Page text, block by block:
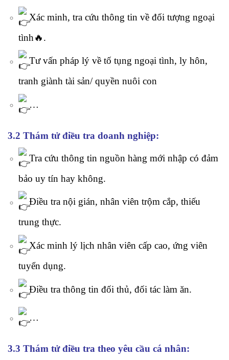
Xác minh, tra cứu thông tin về đối tượng ngoại
tình🔥.
Tư vấn pháp lý về tố tụng ngoại tình, ly hôn,
tranh giành tài sản/ quyền nuôi con
…
3.2 Thám tử điều tra doanh nghiệp:
Tra cứu thông tin nguồn hàng mới nhập có đảm
bảo uy tín hay không.
Điều tra nội gián, nhân viên trộm cắp, thiếu
trung thực.
Xác minh lý lịch nhân viên cấp cao, ứng viên
tuyển dụng.
Điều tra thông tin đối thủ, đối tác làm ăn.
…
3.3 Thám tử điều tra theo yêu cầu cá nhân: